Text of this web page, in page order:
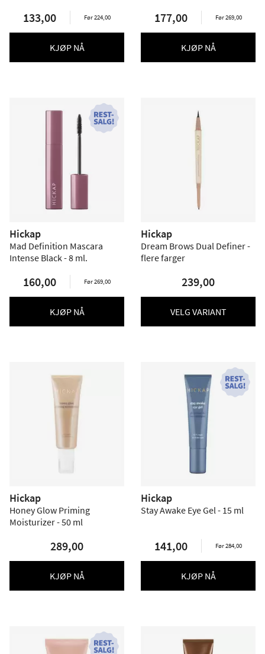
133,00 Før 224,00
KJØP NÅ
177,00 Før 269,00
KJØP NÅ
Hickap
Mad Definition Mascara
Intense Black - 8 ml.
160,00 Før 269,00
KJØP NÅ
Hickap
Dream Brows Dual Definer -
flere farger
239,00
VELG VARIANT
Hickap
Honey Glow Priming
Moisturizer - 50 ml
289,00
KJØP NÅ
Hickap
Stay Awake Eye Gel - 15 ml
141,00 Før 284,00
KJØP NÅ